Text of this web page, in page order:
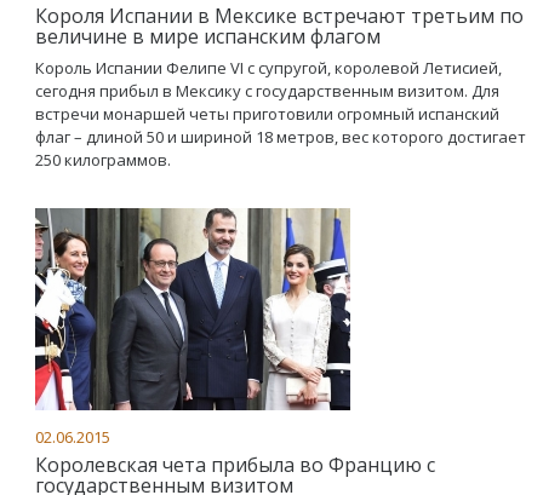
Короля Испании в Мексике встречают третьим по
величине в мире испанским флагом
Король Испании Фелипе VI с супругой, королевой Летисией,
сегодня прибыл в Мексику с государственным визитом. Для
встречи монаршей четы приготовили огромный испанский
флаг – длиной 50 и шириной 18 метров, вес которого достигает
250 килограммов.
02.06.2015
Королевская чета прибыла во Францию с
государственным визитом